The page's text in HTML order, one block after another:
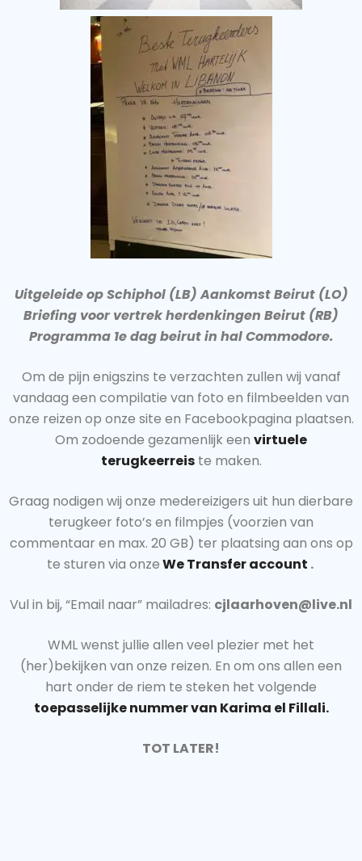
Uitgeleide op Schiphol (LB) Aankomst Beirut (LO)
Briefing voor vertrek herdenkingen Beirut (RB)
Programma 1e dag beirut in hal Commodore.
Om de pijn enigszins te verzachten zullen wij vanaf
vandaag een compilatie van foto en filmbeelden van
onze reizen op onze site en Facebookpagina plaatsen.
Om zodoende gezamenlijk een virtuele
terugkeerreis te maken.
Graag nodigen wij onze medereizigers uit hun dierbare
terugkeer foto’s en filmpjes (voorzien van
commentaar en max. 20 GB) ter plaatsing aan ons op
te sturen via onzeWe Transfer account .
Vul in bij, “Email naar” mailadres: cjlaarhoven@live.nl
WML wenst jullie allen veel plezier met het
(her)bekijken van onze reizen. En om ons allen een
hart onder de riem te steken het volgende
toepasselijke nummer van Karima el Fillali.
TOT LATER!